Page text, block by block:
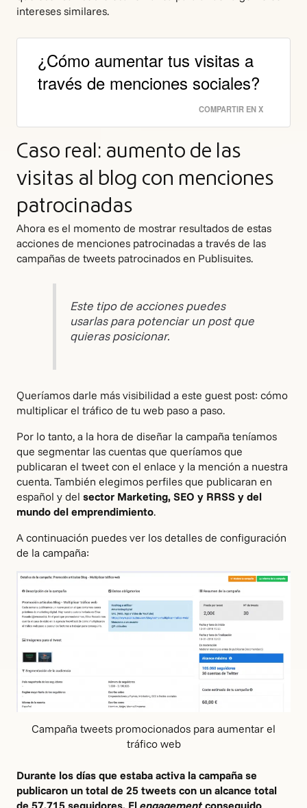
intereses similares.
¿Cómo aumentar tus visitas a
través de menciones sociales?
COMPARTIR EN X
Caso real: aumento de las
visitas al blog con menciones
patrocinadas
Ahora es el momento de mostrar resultados de estas
acciones de menciones patrocinadas a través de las
campañas de tweets patrocinados en Publisuites.
Este tipo de acciones puedes
usarlas para potenciar un post que
quieras posicionar.
Queríamos darle más visibilidad a este guest post: cómo
multiplicar el tráfico de tu web paso a paso.
Por lo tanto, a la hora de diseñar la campaña teníamos
que segmentar las cuentas que queríamos que
publicaran el tweet con el enlace y la mención a nuestra
cuenta. También elegimos perfiles que publicaran en
español y del sector Marketing, SEO y RRSS y del
mundo del emprendimiento.
A continuación puedes ver los detalles de configuración
de la campaña:
Campaña tweets promocionados para aumentar el
tráfico web
Durante los días que estaba activa la campaña se
publicaron un total de 25 tweets con un alcance total